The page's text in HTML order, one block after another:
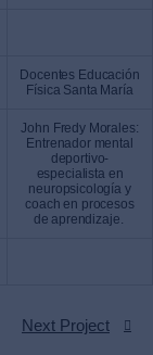
Docentes Educación
Física Santa María
John Fredy Morales:
Entrenador mental
deportivo-
especialista en
neuropsicología y
coach en procesos
de aprendizaje.
Next Project